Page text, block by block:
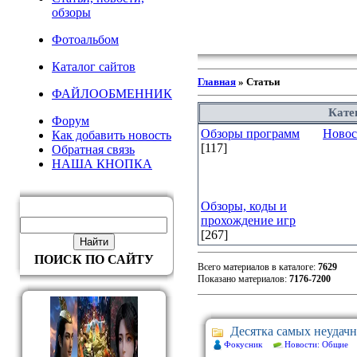
обзоры
Фотоальбом
Каталог сайтов
ФАЙЛООБМЕННИК
Форум
Как добавить новость
Обратная связь
НАША КНОПКА
ПОИСК ПО САЙТУ
Главная » Статьи
Обзоры программ
[117]
Обзоры, коды и
прохождение игр
[267]
Всего материалов в каталоге: 7629
Показано материалов: 7176-7200
Десятка самых
Фокусник Новости: Общие